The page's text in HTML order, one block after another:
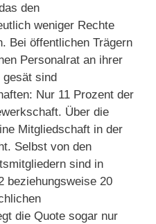
den
weniger Rechte
Bei öffentlichen Trägern
Personalrat an ihrer
gesät sind
Nur 11 Prozent der
Über die
Mitgliedschaft in der
Selbst von den
sind in
beziehungsweise 20
die Quote sogar nur